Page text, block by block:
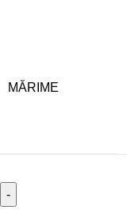
MĂRIME